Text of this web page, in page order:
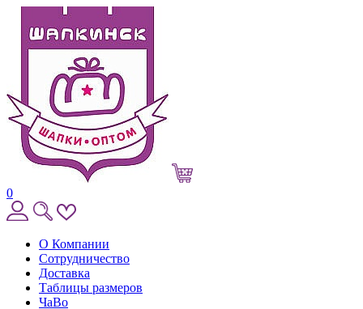
0
О Компании
Сотрудничество
Доставка
Таблицы размеров
ЧаВо